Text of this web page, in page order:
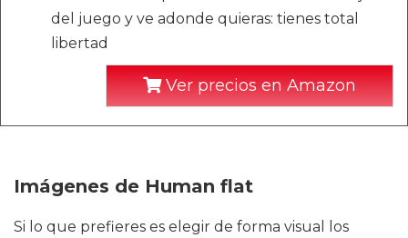
del juego y ve adonde quieras: tienes total
libertad
Ver precios en Amazon
Imágenes de Human flat
Si lo que prefieres es elegir de forma visual los